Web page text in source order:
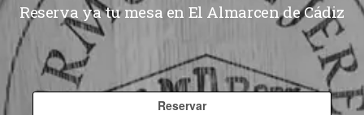
Reserva ya tu mesa en El Almarcen de Cádiz